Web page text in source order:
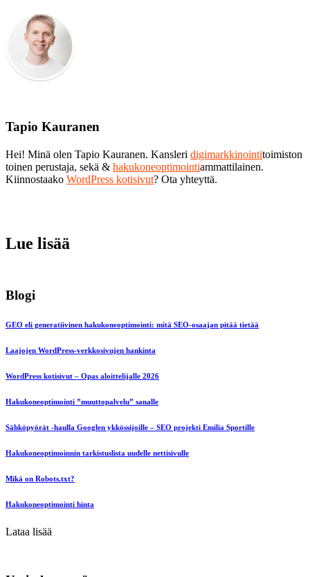
Tapio Kauranen
Hei! Minä olen Tapio Kauranen. Kansleri digimarkkinointitoimiston
toinen perustaja, sekä & hakukoneoptimointiammattilainen.
Kiinnostaako WordPress kotisivut? Ota yhteyttä.
Lue lisää
Blogi
GEO eli generatiivinen hakukoneoptimointi: mitä SEO-osaajan pitää tietää
Laajojen WordPress-verkkosivujen hankinta
WordPress kotisivut – Opas aloittelijalle 2026
Hakukoneoptimointi ”muuttopalvelu” sanalle
Sähköpyörät -haulla Googlen ykkössijoille – SEO projekti Emilia Sportille
Hakukoneoptimoinnin tarkistuslista uudelle nettisivulle
Mikä on Robots.txt?
Hakukoneoptimointi hinta
Lataa lisää